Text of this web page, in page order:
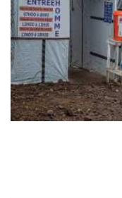
في الكونغو